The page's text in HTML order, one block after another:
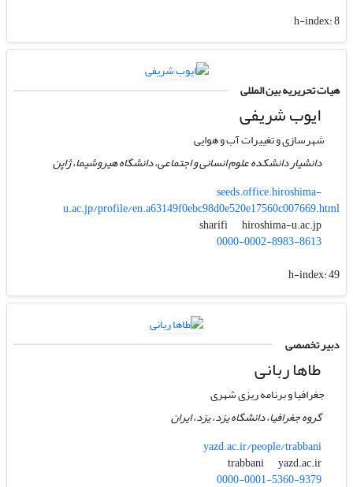
h-index:8
هیات تحریریه بین المللی
ایوب شریفی
شهرسازی و تغییرات آب و هوایی
دانشیار دانشکده علوم انسانی و اجتماعی، دانشگاه هیروشیما، ژاپن
seeds.office.hiroshima-
u.ac.jp/profile/en.a63149f0ebc98d0e520e17560c007669.html
sharifi
hiroshima-u.ac.jp
0000-0002-8983-8613
h-index:49
دبیر تخصصی
طاها ربانی
جغرافیا و برنامه ریزی شهری
گروه جغرافیا، دانشگاه یزد، یزد، ایران
yazd.ac.ir/people/trabbani
trabbani
yazd.ac.ir
0000-0001-5360-9379